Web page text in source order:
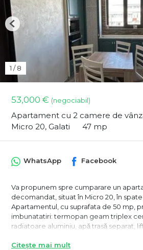
53,000 € (negociabil)
Apartament cu 2 camere de
Micro 20, Galati
47 mp
1 /8
Previous
WhatsApp Facebook
Va propunem spre cumparare un
decomandat, situat în Micro 20, în spate
Apartamentul, cu suprafata de 50 mp,
imbunatatiri: termopan geam triplex
radiatoare aluminiu, apă trasă separat,
liber, acte la zi.
Citește mai mult